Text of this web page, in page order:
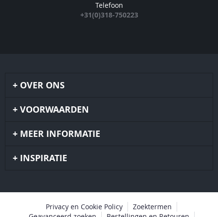
Telefoon
+31(0)318-750223
OVER ONS
VOORWAARDEN
MEER INFORMATIE
INSPIRATIE
Privacy en Cookie Policy
Zoektermen